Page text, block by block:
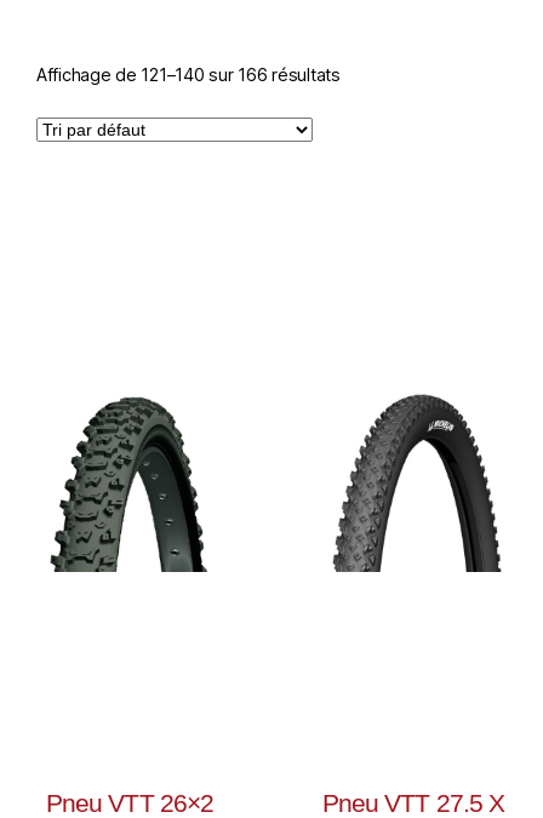
Affichage de 121–140 sur 166 résultats
Pneu VTT 26×2
Pneu VTT 27.5 X